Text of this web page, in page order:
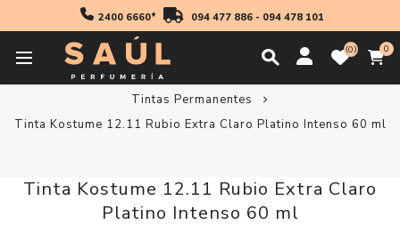
2400 6660* 094 477 886- 094 478 101
0 0
Inicio Profesionales
Tintas Permanentes
Tinta Kostume 12.11 Rubio Extra Claro Platino Intenso 60 ml
Tinta Kostume 12.11 Rubio Extra Claro
Platino Intenso 60 ml